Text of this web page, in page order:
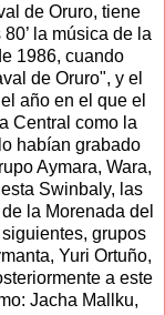
de Oruro, tiene
la música de la
1986, cuando
de Oruro", y el
año en el que el
Central como la
habían grabado
Aymara, Wara,
Swinbaly, las
la Morenada del
grupos
Yuri Ortuño,
a este
Jacha Mallku,